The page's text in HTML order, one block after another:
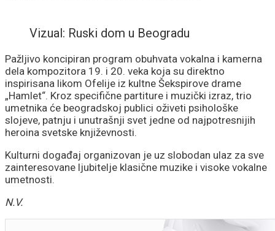
Vizual: Ruski dom u Beogradu
Pažljivo koncipiran program obuhvata vokalna i kamerna
dela kompozitora 19. i 20. veka koja su direktno
inspirisana likom Ofelije iz kultne Šekspirove drame
„Hamlet“. Kroz specifične partiture i muzički izraz, trio
umetnika će beogradskoj publici oživeti psihološke
slojeve, patnju i unutrašnji svet jedne od najpotresnijih
heroina svetske književnosti.
Kulturni događaj organizovan je uz slobodan ulaz za sve
zainteresovane ljubitelje klasične muzike i visoke vokalne
umetnosti.
N.V.